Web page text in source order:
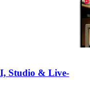
Studio & Live-